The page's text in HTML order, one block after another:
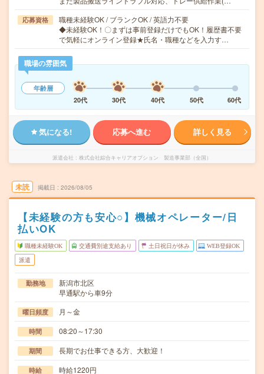
応募資格
職種未経験OK / ブランクOK / 英語力不要
◆未経験OK！〇まずは事前登録だけでもOK！履歴書不要
で気軽にオンライン登録★氏名・職種などを入力す…
職場の雰囲気
年齢層
20代
30代 40代 50代 60代
気になる! 応募へ進む 詳しく見る
派遣会社 株式会社綜合キャリアオプション 製造事業部（全国）
未読 掲載日 2026/08/05
【未経験の方も安心○】機械オペレーター/日
払いOK
職種未経験OK 交通費別途支給あり 土日祝日が休み WEB登録OK
派遣
勤務地
新潟市北区
早通駅から車9分
曜日頻度 月～金
時間 08:20～17:30
期間 長期でお仕事できる方、大歓迎！
時給 時給1220円